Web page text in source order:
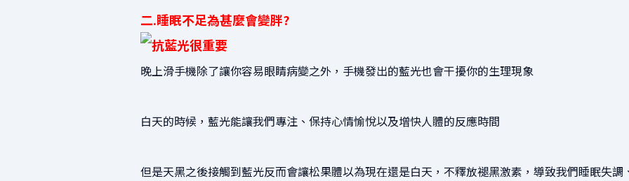
二.睡眠不足為甚麼會變胖?
晚上滑手機除了讓你容易眼睛病變之外，手機發出的藍光也會干擾你的生理現象
白天的時候，藍光能讓我們專注、保持心情愉悅以及增快人體的反應時間
但是天黑之後接觸到藍光反而會讓松果體以為現在還是白天，不釋放褪黑激素，導致我們睡眠失